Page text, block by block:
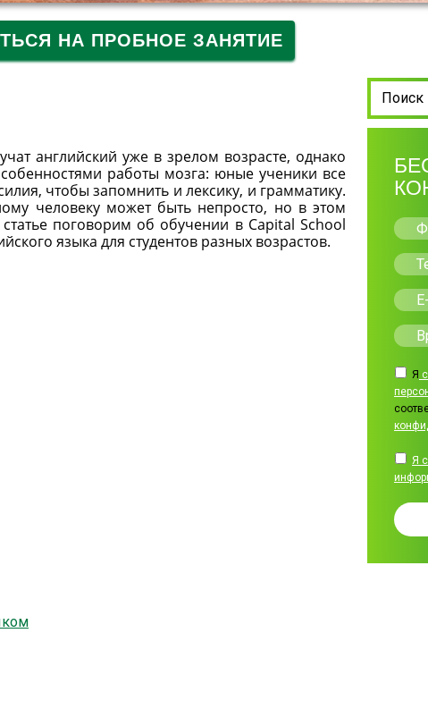
НА ПРОБНОЕ ЗАНЯТИЕ
английский уже в зрелом возрасте, однако
работы мозга: юные ученики все
чтобы запомнить и лексику, и грамматику.
человеку может быть непросто, но в этом
поговорим об обучении в Capital School
языка для студентов разных возрастов.
Я
Я